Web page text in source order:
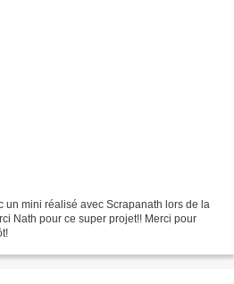
un mini réalisé avec Scrapanath lors de la
Nath pour ce super projet!! Merci pour